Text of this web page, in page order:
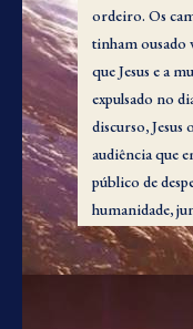
ordeiro. Os
tinham ousado
que Jesus e a
expulsado no
discurso, Jesus
audiência que
público de
humanidade,
denúncia dos
fanáticos dos